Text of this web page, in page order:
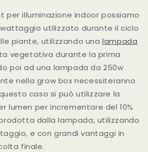
per illuminazione indoor possiamo
utilizzato durante il ciclo
piante, utilizzando unalampada
vegetativa durante la prima
poi ad una lampada da 250w
nella grow box necessiteranno
caso si può utilizzare la
lumen per incrementare del 10%
dalla lampada, utilizzando
e con grandi vantaggi in
finale.